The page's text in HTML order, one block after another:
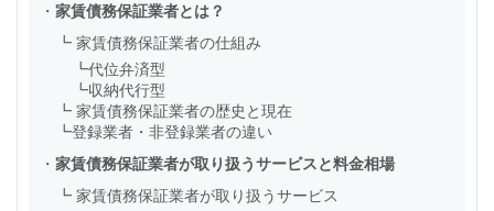
・ 家賃債務保証業者とは？
┗ 家賃債務保証業者の仕組み
┗代位弁済型
┗収納代行型
┗ 家賃債務保証業者の歴史と現在
┗登録業者・非登録業者の違い
・ 家賃債務保証業者が取り扱うサービスと料金相場
┗ 家賃債務保証業者が取り扱うサービス